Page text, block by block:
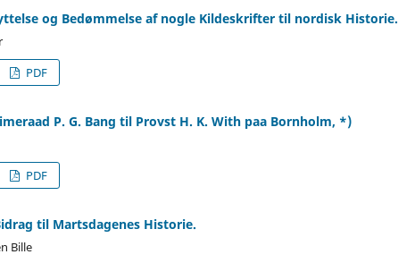
og Bedømmelse af nogle Kildeskrifter til nordisk Historie.
PDF
P. G. Bang til Provst H. K. With paa Bornholm, *)
PDF
til Martsdagenes Historie.
Bille